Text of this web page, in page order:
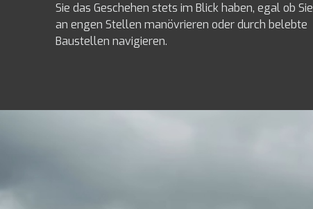
Sie das Geschehen stets im Blick haben, egal ob Sie
an engen Stellen manövrieren oder durch belebte
Baustellen navigieren.